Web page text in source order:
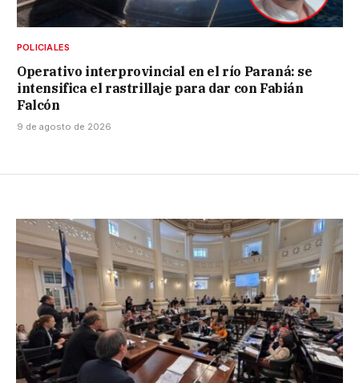
POLICIALES
Operativo interprovincial en el río Paraná: se
intensifica el rastrillaje para dar con Fabián
Falcón
9 de agosto de 2026